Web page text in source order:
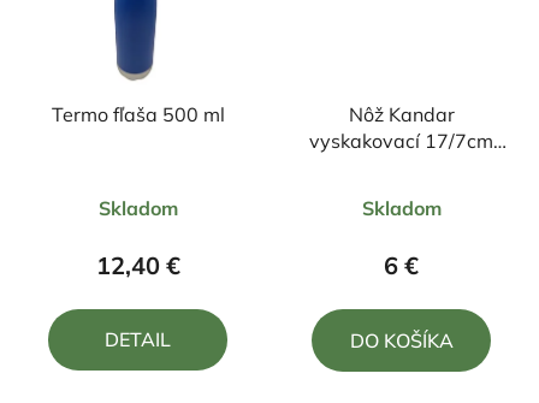
Termo fľaša 500 ml
Skladom
12,40 €
DETAIL
Nôž Kandar
vyskakovací 17/7cm
hodnotenie
produktu
z
Skladom
6 €
DO KOŠÍKA